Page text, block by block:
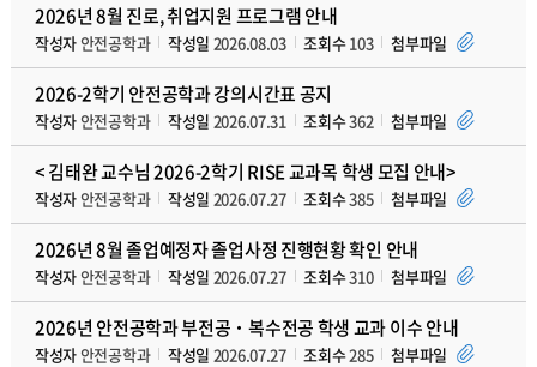
2026년 8월 진로, 취업지원 프로그램 안내
작성자안전공학과 작성일 2026.08.03 조회수103 첨부파일
2026-2학기 안전공학과 강의시간표 공지
작성자안전공학과 작성일 2026.07.31 조회수362 첨부파일
< 김태완 교수님 2026-2학기 RISE 교과목 학생 모집 안내>
작성자안전공학과 작성일 2026.07.27 조회수385 첨부파일
2026년 8월 졸업예정자 졸업사정 진행현황 확인 안내
작성자안전공학과 작성일 2026.07.27 조회수310 첨부파일
2026년 안전공학과 부전공‧복수전공 학생 교과 이수 안내
작성자안전공학과 작성일 2026.07.27 조회수285 첨부파일